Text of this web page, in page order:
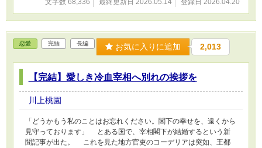
９回ライト文芸大賞エントリー作品 改稿しなが
ら投稿中。完結まで毎日更新予定
文字数 68,336 最終更新日 2026.05.14 登録日 2026.04.20
恋愛 完結 長編 お気に入りに追加 2,013
【完結】愛しき冷血宰相へ別れの挨拶を
川上桃園
「どうかもう私のことはお忘れください。閣下の幸せを、遠くから
見守っております」 とある国で、宰相閣下が結婚するという新
聞記事が出た。 これを見た地方官吏のコーデリアは突如、王都